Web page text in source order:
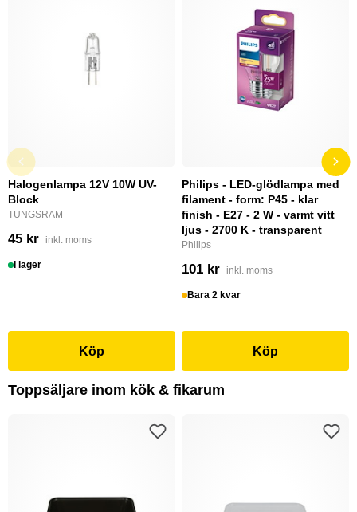
Halogenlampa 12V 10W UV-
Block
TUNGSRAM
45 kr inkl. moms
I lager
Köp
Philips - LED-glödlampa med
filament - form: P45 - klar
finish - E27 - 2 W - varmt vitt
ljus - 2700 K - transparent
Philips
101 kr inkl. moms
Bara 2 kvar
Köp
Toppsäljare inom kök & fikarum